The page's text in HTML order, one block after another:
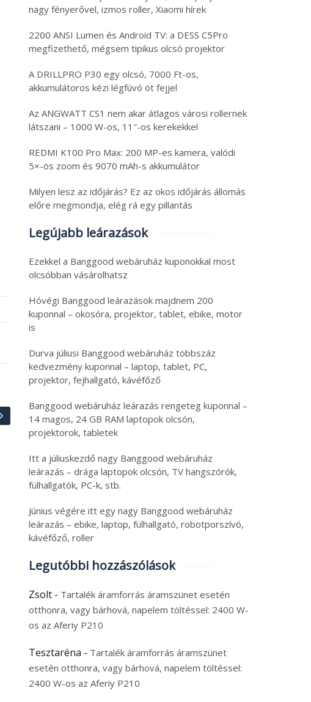
A DRILLPRO P30 egy
olcsó, 7000 Ft-os,
akkumulátoros kézi
légfúvó öt fejjel
2026. augusztus 7.
7 augusztus 2026 | 0
Milyen lesz az
Ez az okos időjárás
megmondja, elég rá
pillantás
2026. augusztus 7.
7 augusztus 2026
nagy fényerővel, izmos roller, Xiaomi hírek
2200 ANSI Lumen és Android TV: a DESS C5Pro
megfizethető, mégsem tipikus olcsó projektor
A DRILLPRO P30 egy olcsó, 7000 Ft-os,
akkumulátoros kézi légfúvó öt fejjel
Az ANGWATT CS1 nem akar átlagos városi rollernek
látszani – 1000 W-os, 11″-os kerekekkel
REDMI K100 Pro Max: 200 MP-es kamera, valódi
5×-ös zoom és 9070 mAh-s akkumulátor
Milyen lesz az időjárás? Ez az okos időjárás állomás
előre megmondja, elég rá egy pillantás
Legújabb leárazások
Ezekkel a Banggood webáruház kuponokkal most
olcsóbban vásárolhatsz
Hóvégi Banggood leárazások majdnem 200
kuponnal – okosóra, projektor, tablet, ebike, motor
is
Durva júliusi Banggood webáruház többszáz
kedvezmény kuponnal – laptop, tablet, PC,
projektor, fejhallgató, kávéfőző
Banggood webáruház leárazás rengeteg kuponnal –
14 magos, 24 GB RAM laptopok olcsón,
projektorok, tabletek
Itt a júliuskezdő nagy Banggood webáruház
leárazás – drága laptopok olcsón, TV hangszórók,
fülhallgatók, PC-k, stb.
Június végére itt egy nagy Banggood webáruház
leárazás – ebike, laptop, fülhallgató, robotporszívó,
kávéfőző, roller
Legutóbbi hozzászólások
Zsolt - Tartalék áramforrás áramszünet esetén
otthonra, vagy bárhová, napelem töltéssel: 2400 W-
os az Aferiy P210
Tesztaréna - Tartalék áramforrás áramszünet
esetén otthonra, vagy bárhová, napelem töltéssel:
2400 W-os az Aferiy P210